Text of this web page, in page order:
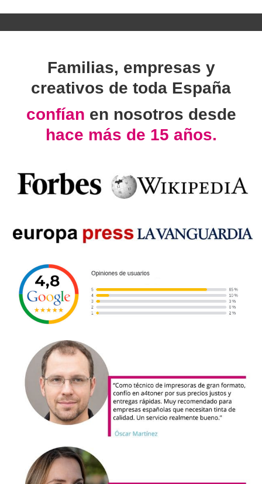
Familias, empresas y
creativos de toda España
confían en nosotros desde
hace más de 15 años.